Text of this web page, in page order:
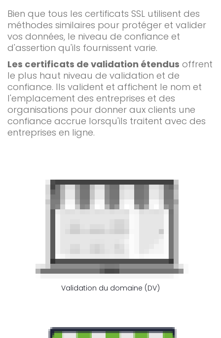
Bien que tous les certificats SSL utilisent des
méthodes similaires pour protéger et valider
vos données, le niveau de confiance et
d'assertion qu'ils fournissent varie.
Les certificats de validation étendus offrent
le plus haut niveau de validation et de
confiance. Ils valident et affichent le nom et
l'emplacement des entreprises et des
organisations pour donner aux clients une
confiance accrue lorsqu'ils traitent avec des
entreprises en ligne.
Validation du domaine (DV)